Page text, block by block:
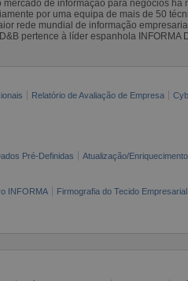
de informação para negócios há
por uma equipa de mais de 50
rede mundial de informação
pertence à líder espanhola INFORMA
Relatório de Avaliação de Empresa
Pré-Definidas Atualização/
INFORMA Firmografia do Tecido